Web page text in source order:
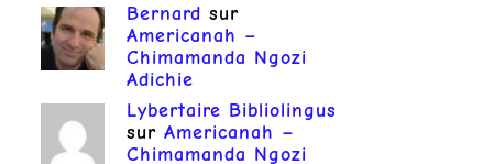
Bernard sur
Americanah –
Chimamanda Ngozi
Adichie
Lybertaire Bibliolingus
sur Americanah –
Chimamanda Ngozi